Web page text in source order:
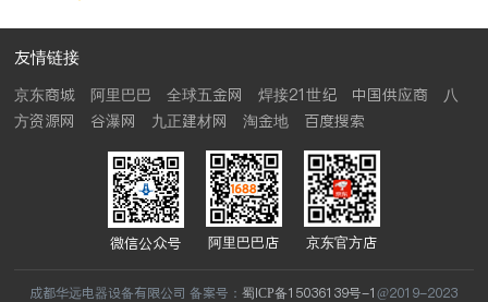
友情链接
京东商城 阿里巴巴 全球五金网 焊接21世纪 中国供应商
八
方资源网
谷瀑网 九正建材网 淘金地 百度搜索
微信公众号 阿里巴巴店 京东官方店
成都华远电器设备有限公司 备案号：蜀ICP备15036139号-1@2019-2023